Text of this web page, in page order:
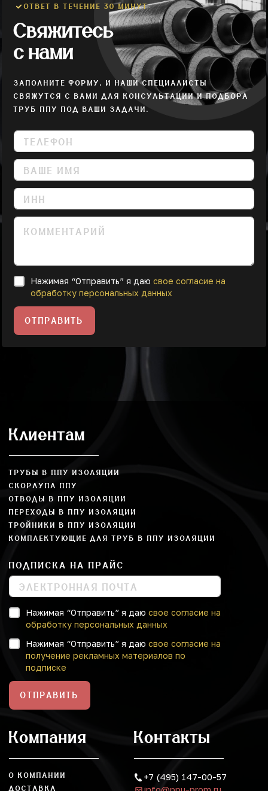
ОТВЕТ В ТЕЧЕНИЕ 30 МИНУТ
Свяжитесь
с нами
ЗАПОЛНИТЕ ФОРМУ, И НАШИ СПЕЦИАЛИСТЫ
СВЯЖУТСЯ С ВАМИ ДЛЯ КОНСУЛЬТАЦИИ И ПОДБОРА
ТРУБ ППУ ПОД ВАШИ ЗАДАЧИ.
Нажимая “Отправить” я даю свое согласие на
обработку персональных данных
ОТПРАВИТЬ
Клиентам
ТРУБЫ В ППУ ИЗОЛЯЦИИ
СКОРЛУПА ППУ
ОТВОДЫ В ППУ ИЗОЛЯЦИИ
ПЕРЕХОДЫ В ППУ ИЗОЛЯЦИИ
ТРОЙНИКИ В ППУ ИЗОЛЯЦИИ
КОМПЛЕКТУЮЩИЕ ДЛЯ ТРУБ В ППУ ИЗОЛЯЦИИ
ПОДПИСКА НА ПРАЙС
Нажимая “Отправить” я даю свое согласие на
обработку персональных данных
Нажимая “Отправить” я даю свое согласие на
получение рекламных материалов по
подписке
ОТПРАВИТЬ
Компания
О КОМПАНИИ
ДОСТАВКА
Контакты
+7 (495) 147-00-57